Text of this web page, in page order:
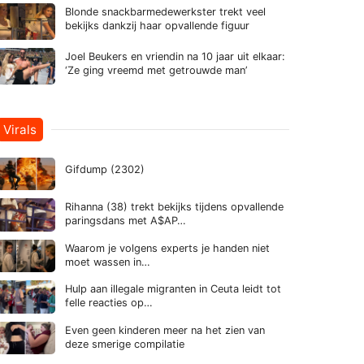
Blonde snackbarmedewerkster trekt veel
bekijks dankzij haar opvallende figuur
Joel Beukers en vriendin na 10 jaar uit elkaar:
‘Ze ging vreemd met getrouwde man’
Virals
Gifdump (2302)
Rihanna (38) trekt bekijks tijdens opvallende
paringsdans met A$AP…
Waarom je volgens experts je handen niet
moet wassen in…
Hulp aan illegale migranten in Ceuta leidt tot
felle reacties op…
Even geen kinderen meer na het zien van
deze smerige compilatie